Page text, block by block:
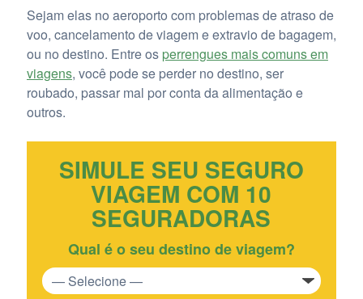
Sejam elas no aeroporto com problemas de atraso de
voo, cancelamento de viagem e extravio de bagagem,
ou no destino. Entre os perrengues mais comuns em
viagens, você pode se perder no destino, ser
roubado, passar mal por conta da alimentação e
outros.
SIMULE SEU SEGURO
VIAGEM COM 10
SEGURADORAS
Qual é o seu destino de viagem?